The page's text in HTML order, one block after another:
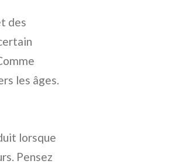
des
les âges.
lorsque
Pensez